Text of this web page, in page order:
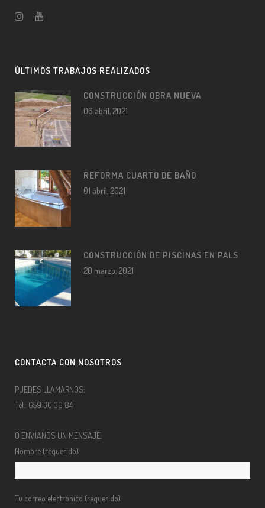
ÚLTIMOS TRABAJOS REALIZADOS
CONSTRUCCIÓN OBRA NUEVA
06 abril, 2021
REFORMA CUARTO DE BAÑO
01 abril, 2021
CONSTRUCCIÓN DE PISCINAS EN PALS
20 marzo, 2021
CONTACTA CON NOSOTROS
PUEDES LLAMARNOS:
Tel.: 659 30 36 84
O ENVÍANOS UN MENSAJE:
Nombre (requerido)
Tu correo electrónico (requerido)